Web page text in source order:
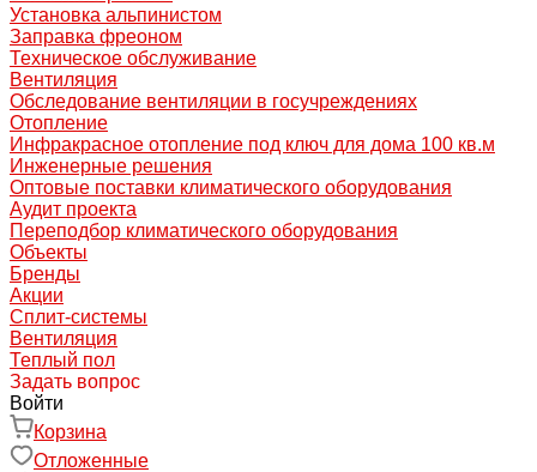
Установка альпинистом
Заправка фреоном
Техническое обслуживание
Вентиляция
Обследование вентиляции в госучреждениях
Отопление
Инфракрасное отопление под ключ для дома 100 кв.м
Инженерные решения
Оптовые поставки климатического оборудования
Аудит проекта
Переподбор климатического оборудования
Объекты
Бренды
Акции
Сплит-системы
Вентиляция
Теплый пол
Задать вопрос
Войти
Корзина
Отложенные